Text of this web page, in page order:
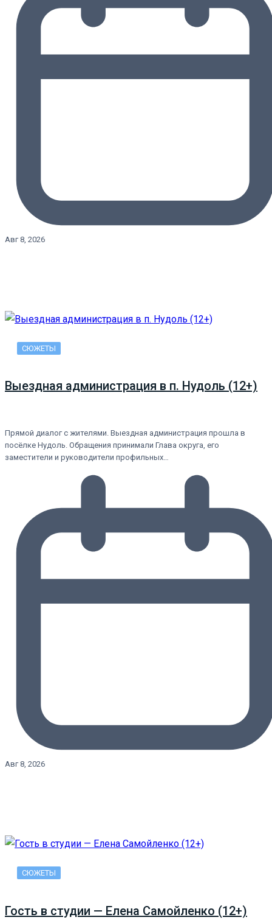
Авг 8, 2026
СЮЖЕТЫ
Выездная администрация в п. Нудоль (12+)
Прямой диалог с жителями. Выездная администрация прошла в
посёлке Нудоль. Обращения принимали Глава округа, его
заместители и руководители профильных…
Авг 8, 2026
СЮЖЕТЫ
Гость в студии — Елена Самойленко (12+)